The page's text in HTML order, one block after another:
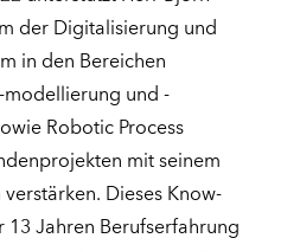
der Digitalisierung und
in den Bereichen
modellierung und -
Robotic Process
mit seinem
Dieses Know-
13 Jahren Berufserfahrung